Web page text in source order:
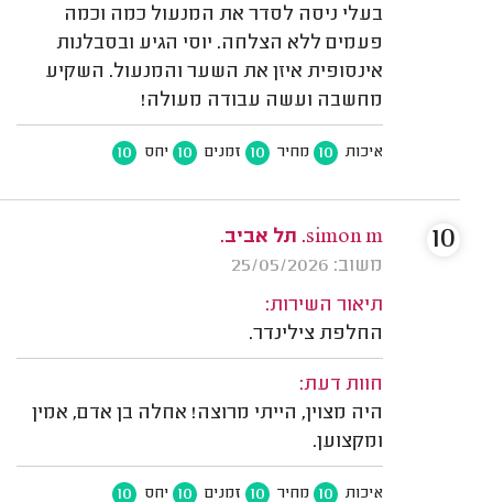
בעלי ניסה לסדר את המנעול כמה וכמה
פעמים ללא הצלחה. יוסי הגיע ובסבלנות
אינסופית איזן את השער והמנעול. השקיע
מחשבה ועשה עבודה מעולה!
איכות 10 מחיר 10 זמנים 10 יחס 10
simon m. תל אביב.
משוב: 25/05/2026
תיאור השירות:
החלפת צילינדר.
חוות דעת:
היה מצוין, הייתי מרוצה! אחלה בן אדם, אמין
ומקצוען.
איכות 10 מחיר 10 זמנים 10 יחס 10
10